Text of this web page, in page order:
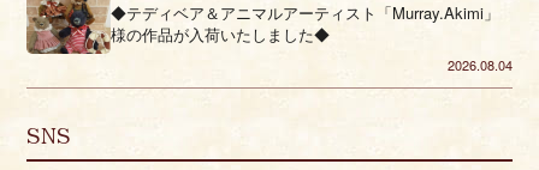
◆テディベア＆アニマルアーティスト「Murray.Akimi」
様の作品が入荷いたしました◆
2026.08.04
SNS